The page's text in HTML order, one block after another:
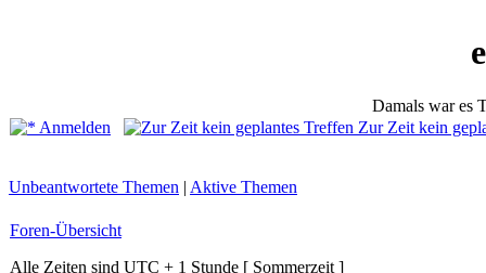
Damals war es
Anmelden
Zur Zeit kein
Unbeantwortete Themen | Aktive Themen
Foren-Übersicht
Alle Zeiten sind UTC + 1 Stunde [ Sommerzeit ]